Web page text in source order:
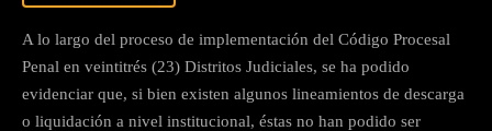
A lo largo del proceso de implementación del Código Procesal
Penal en veintitrés (23) Distritos Judiciales, se ha podido
evidenciar que, si bien existen algunos lineamientos de descarga
o liquidación a nivel institucional, éstas no han podido ser